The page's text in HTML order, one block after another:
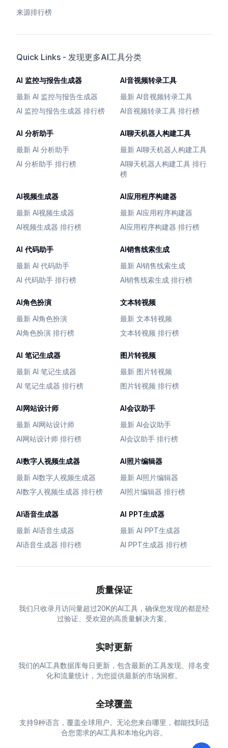
来源排行榜
Quick Links - 发现更多AI工具分类
AI 监控与报告生成器
最新 AI 监控与报告生成器
AI 监控与报告生成器 排行榜
AI音视频转录工具
最新 AI音视频转录工具
AI音视频转录工具 排行榜
AI 分析助手
最新 AI 分析助手
AI 分析助手 排行榜
AI聊天机器人构建工具
最新 AI聊天机器人构建工具
AI聊天机器人构建工具 排行
榜
AI视频生成器
最新 AI视频生成器
AI视频生成器 排行榜
AI应用程序构建器
最新 AI应用程序构建器
AI应用程序构建器 排行榜
AI 代码助手
最新 AI 代码助手
AI 代码助手 排行榜
AI销售线索生成
最新 AI销售线索生成
AI销售线索生成 排行榜
AI角色扮演
最新 AI角色扮演
AI角色扮演 排行榜
文本转视频
最新 文本转视频
文本转视频 排行榜
AI 笔记生成器
最新 AI 笔记生成器
AI 笔记生成器 排行榜
图片转视频
最新 图片转视频
图片转视频 排行榜
AI网站设计师
最新 AI网站设计师
AI网站设计师 排行榜
AI会议助手
最新 AI会议助手
AI会议助手 排行榜
AI数字人视频生成器
最新 AI数字人视频生成器
AI数字人视频生成器 排行榜
AI照片编辑器
最新 AI照片编辑器
AI照片编辑器 排行榜
AI语音生成器
最新 AI语音生成器
AI语音生成器 排行榜
AI PPT生成器
最新 AI PPT生成器
AI PPT生成器 排行榜
质量保证
我们只收录月访问量超过20K的AI工具，确保您发现的都是经
过验证、受欢迎的高质量解决方案。
实时更新
我们的AI工具数据库每日更新，包含最新的工具发现、排名变
化和流量统计，为您提供最新的市场洞察。
全球覆盖
支持9种语言，覆盖全球用户。无论您来自哪里，都能找到适
合您需求的AI工具和本地化内容。